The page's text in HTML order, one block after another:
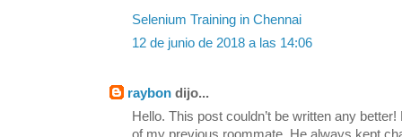
Selenium Training in Chennai
12 de junio de 2018 a las 14:06
raybon dijo...
Hello. This post couldn’t be written any